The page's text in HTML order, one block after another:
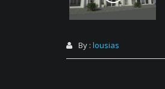
By : lousias